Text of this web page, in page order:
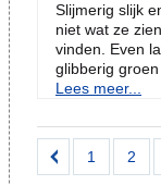
Slijmerig slijk
niet wat ze
vinden. Even
glibberig
Lees meer...
1 2